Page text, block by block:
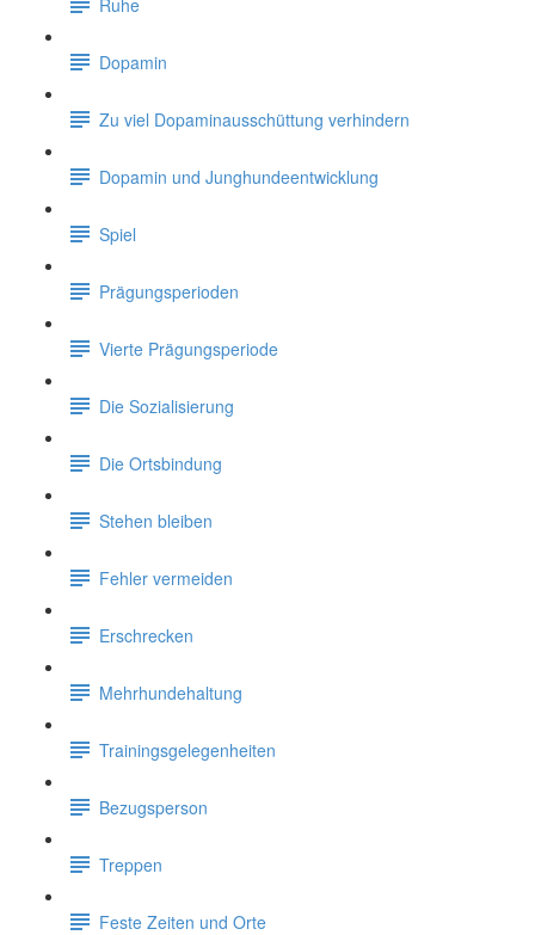
Dopamin
Zu viel Dopaminausschüttung verhindern
Dopamin und Junghundeentwicklung
Spiel
Prägungsperioden
Vierte Prägungsperiode
Die Sozialisierung
Die Ortsbindung
Stehen bleiben
Fehler vermeiden
Erschrecken
Mehrhundehaltung
Trainingsgelegenheiten
Bezugsperson
Treppen
Feste Zeiten und Orte